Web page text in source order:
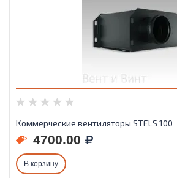
Коммерческие вентиляторы STELS 100
4700.00
В корзину